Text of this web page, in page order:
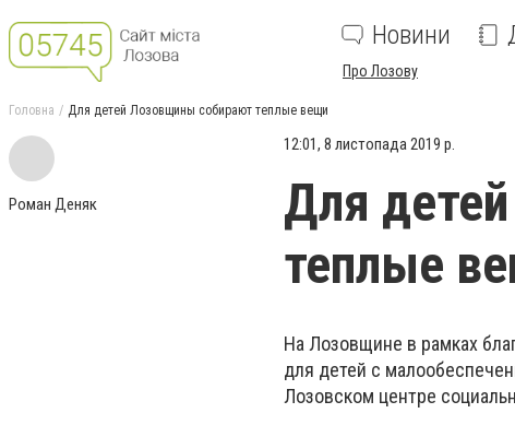
Новини
Про Лозову
Головна Для детей Лозовщины собирают теплые вещи
Роман Деняк
12:01, 8 листопада 2019 р.
Для
теплые
На Лозовщине в рамках
для детей с
Лозовском центре